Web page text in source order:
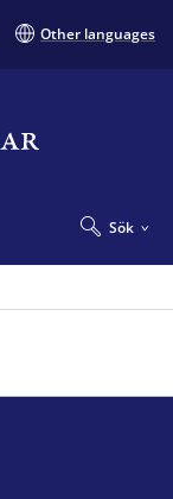
Other languages
Sök